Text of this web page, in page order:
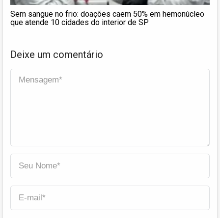
Sem sangue no frio: doações caem 50% em hemonúcleo
que atende 10 cidades do interior de SP
Deixe um comentário